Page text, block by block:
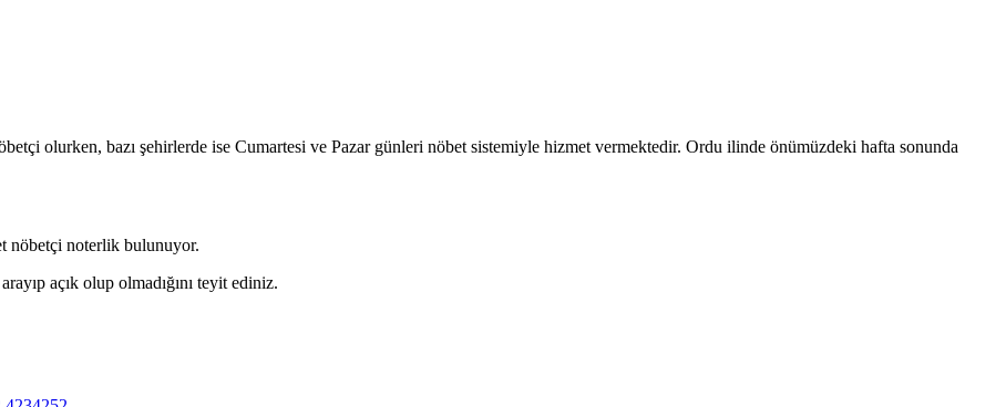
olurken, bazı şehirlerde ise Cumartesi ve Pazar günleri nöbet sistemiyle hizmet vermektedir. Ordu ilinde önümüzdeki hafta sonunda
nöbetçi noterlik bulunuyor.
açık olup olmadığını teyit ediniz.